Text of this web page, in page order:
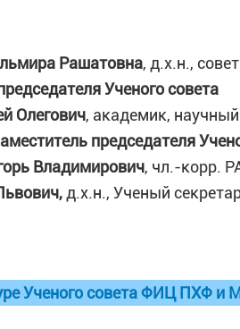
Рашатовна, д.х.н.,
Ученого совета
Олегович, академик,
председателя
Владимирович, чл.-корр.
д.х.н., Ученый
Ученого совета ФИЦ ПХФ и